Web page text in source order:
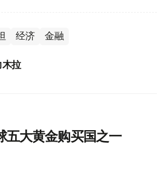
经济 金融
木拉
五大黄金购买国之一